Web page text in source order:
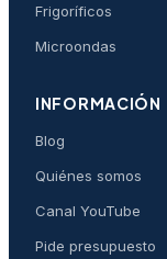
Frigoríficos
Microondas
INFORMACIÓN
Blog
Quiénes somos
Canal YouTube
Pide presupuesto